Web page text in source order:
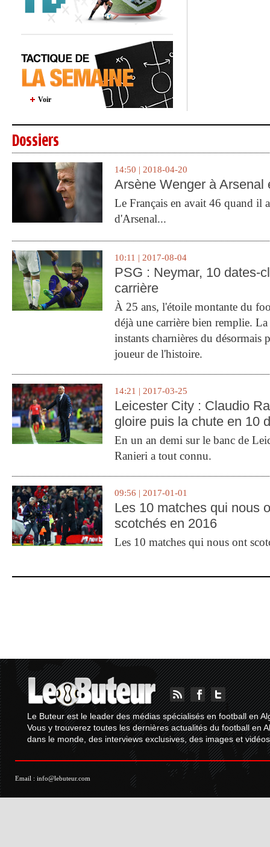
Voir
Dossiers
14:50 | 2018-04-20
Arsène Wenger à Arsenal
Le Français en avait 46 quand il
d'Arsenal...
10:11 | 2017-08-04
PSG : Neymar, 10 dates-
carrière
À 25 ans, l'étoile montante du
déjà une carrière bien remplie.
instants charnières du désormais
joueur de l'histoire.
14:21 | 2017-03-25
Leicester City : Claudio
gloire puis la chute en 10
En un an demi sur le banc de
Ranieri a tout connu.
09:56 | 2017-01-01
Les 10 matches qui nous
scotchés en 2016
Les 10 matches qui nous ont
Le Buteur est le leader des médias spécialisés en football en
Vous y trouverez toutes les dernières actualités du football en
dans le monde, des interviews exclusives, des images et
Email : info@lebuteur.com